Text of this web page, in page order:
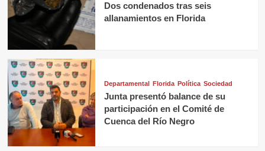
Dos condenados tras seis
allanamientos en Florida
Departamental Florida Política Sociedad
Junta presentó balance de su
participación en el Comité de
Cuenca del Río Negro